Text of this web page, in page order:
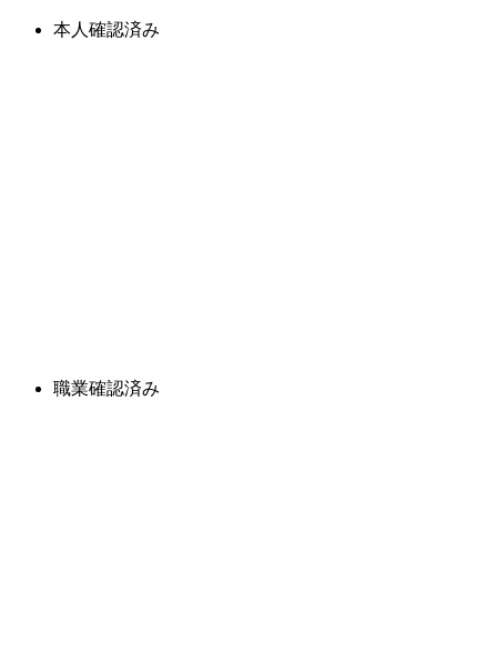
本人確認済み
職業確認済み